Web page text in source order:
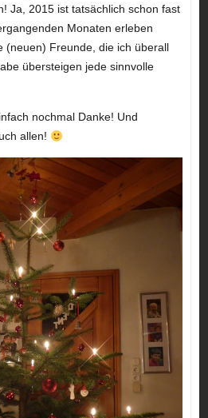
Ja, 2015 ist tatsächlich schon fast
Monaten erleben
(neuen) Freunde, die ich überall
übersteigen jede sinnvolle
nochmal Danke! Und
allen!